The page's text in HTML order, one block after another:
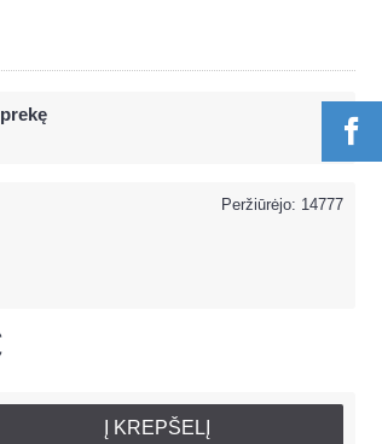
Peržiūrėjo: 14777
Į KREPŠELĮ